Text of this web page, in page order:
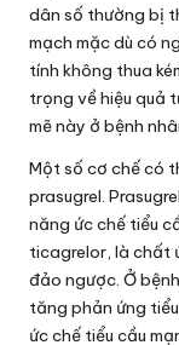
dân số thường bị
mạch mặc dù có
tính không thua
trọng về hiệu quả
mẽ này ở bệnh
Một số cơ chế có
prasugrel.
năng ức chế tiểu
ticagrelor, là chất
đảo ngược. Ở
tăng phản ứng
ức chế tiểu cầu